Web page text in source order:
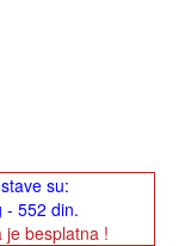
su:
552 din.
besplatna !